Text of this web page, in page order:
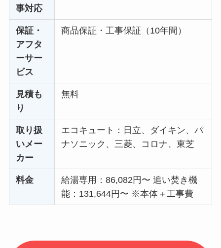
事対応
保証・
アフタ
ーサー
ビス
商品保証・工事保証（10年間）
見積も
り
無料
取り扱
いメー
カー
エコキュート：日立、ダイキン、パ
ナソニック、三菱、コロナ、東芝
料金
給湯専用：86,082円〜 追い焚き機
能：131,644円〜 ※本体＋工事費